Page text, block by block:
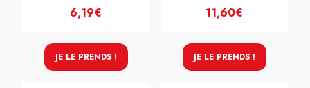
6,19€
JE LE PRENDS !
11,60€
JE LE PRENDS !